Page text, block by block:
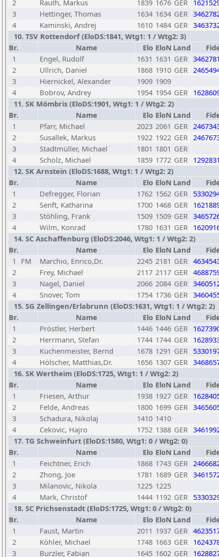
2 Rauth, Markus 1839 1676 GER
3
Hettinger, Thomas 1634 1634 GER
4
Kaminski, Andrej 1610 1484 GER
10. TSV Rottendorf (EloDS:1841, Wtg1: 1 / Wtg2: 3)
Br.
Name Elo EloN Land
1
Engel, Rudolf 1631 1631 GER
2
Ullrich, Daniel 1868 1910 GER
3
Hiernickel, Alexander 1909 1909
4
Bobrov, Andrey 1954 1954 GER
11. SK Mömbris (EloDS:1901, Wtg1: 1 / Wtg2: 2)
Br.
Name Elo EloN Land
1
Pfarr, Michael 2023 2061 GER
2
Susallek, Markus 1922 1922 GER
3
Stadtmüller, Michael 1801 1801 GER
4
Scholz, Michael 1859 1772 GER
12. SK Arnstein (EloDS:1688, Wtg1: 1 / Wtg2: 2)
Br.
Name Elo EloN Land
1
Defregger, Florian 1762 1562 GER
2
Senft, Katharina 1700 1468 GER
3
Stöhling, Frank 1509 1509 GER
4
Wilm, Konrad 1780 1631 GER
14. SC Aschaffenburg (EloDS:2046, Wtg1: 1 / Wtg2: 2)
Br.
Name Elo EloN Land
1
FM Marchio, Enrico,Dr. 2245 2181 GER
2
Frey, Michael 2117 2117 GER
3
Nagel, Daniel 2066 2084 GER
4
Snover, Tom 1754 1736 GER
15. SG Zellingen/Erlabrunn (EloDS:1631, Wtg1: 1 / Wtg2: 2)
Br.
Name Elo EloN Land
1
Pröstler, Herbert 1446 1446 GER
2
Herrmann, Stefan 1744 1744 GER
3
Kuchenmeister, Bernd 1678 1291 GER
4
Hölscher, Matthias,Dr. 1656 1307 GER
16. SK Wertheim (EloDS:1725, Wtg1: 1 / Wtg2: 2)
Br.
Name Elo EloN Land
1
Friesen, Arthur 1938 1927 GER
2
Felde, Andreas 1800 1699 GER
3
Schadura, Nikolaj 1410 1410
4
Cekovic, Hajro 1752 1388 GER
17. TG Schweinfurt (EloDS:1580, Wtg1: 0 / Wtg2: 0)
Br.
Name Elo EloN Land
1
Feichtner, Erich 1868 1743 GER
2
Zhong, Joe 1781 1689 GER
3
Milanovic, Nikola 1225 1225
4
Mark, Christof 1444 1192 GER
18. SC Prichsenstadt (EloDS:1725, Wtg1: 0 / Wtg2: 0)
Br.
Name Elo EloN Land
1
Faust, Martin 2011 1937 GER
2
Köhler, Michael 1748 1663 GER
3
Burzler, Fabian 1645 1602 GER